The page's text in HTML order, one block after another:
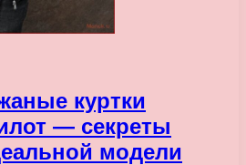
куртки
— секреты
модели